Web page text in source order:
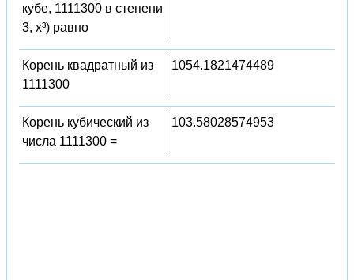
кубе, 1111300 в степени
3, x³) равно
Корень квадратный из
1111300
1054.1821474489
Корень кубический из
числа 1111300 =
103.58028574953